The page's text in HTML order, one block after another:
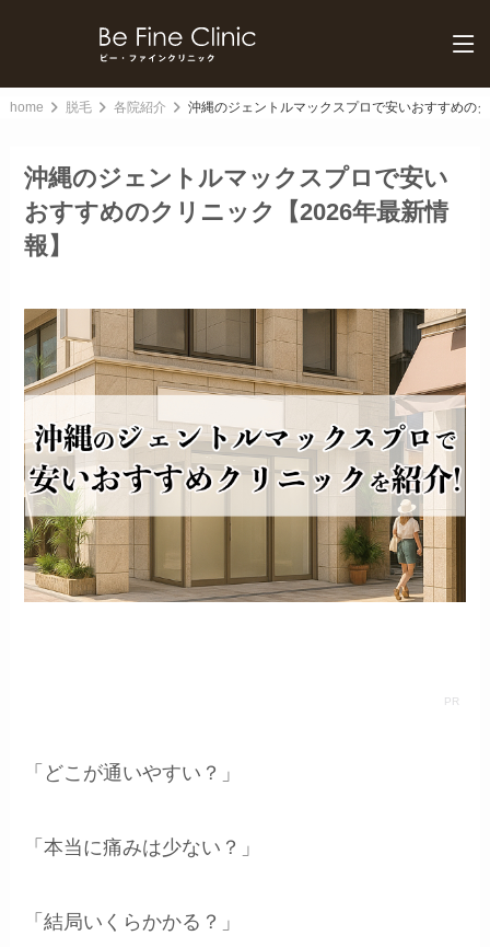
home 脱毛 各院紹介 沖縄のジェントルマックスプロで安いおすすめの
沖縄のジェントルマックスプロで安い
おすすめのクリニック【2026年最新情
報】
「どこが通いやすい？」
「本当に痛みは少ない？」
「結局いくらかかる？」